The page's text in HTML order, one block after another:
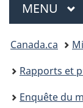
Menu
MENU
Vous
êtes
ici :
Canada.ca
Rapports et
Enquête du ministère